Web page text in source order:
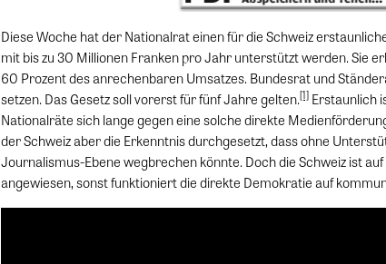
Diese Woche hat der Nationalrat einen für die Schweiz
mit bis zu 30 Millionen Franken pro Jahr unterstützt werden. Sie
60 Prozent des anrechenbaren Umsatzes. Bundesrat und
setzen. Das Gesetz soll vorerst für fünf Jahre gelten.[1] Erstaunlich
Nationalräte sich lange gegen eine solche direkte
der Schweiz aber die Erkenntnis durchgesetzt, dass ohne
Journalismus-Ebene wegbrechen könnte. Doch die Schweiz ist
angewiesen, sonst funktioniert die direkte Demokratie auf